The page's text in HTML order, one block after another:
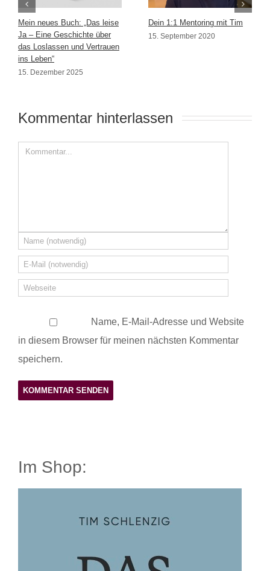
Mein neues Buch: „Das leise
Ja – Eine Geschichte über
das Loslassen und Vertrauen
ins Leben“
15. Dezember 2025
Dein 1:1 Mentoring mit Tim
15. September 2020
Kommentar hinterlassen
Name, E-Mail-Adresse und Website
in diesem Browser für meinen nächsten Kommentar
speichern.
Im Shop: